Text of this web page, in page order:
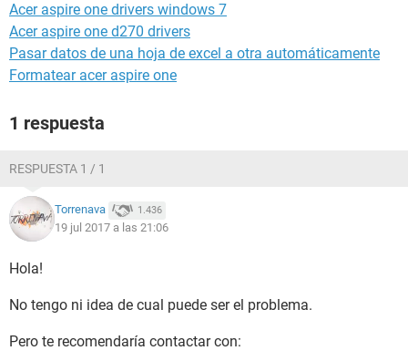
Acer aspire one drivers windows 7
Acer aspire one d270 drivers
Pasar datos de una hoja de excel a otra automáticamente
Formatear acer aspire one
1 respuesta
RESPUESTA 1 / 1
Torrenava 1.436
19 jul 2017 a las 21:06
Hola!
No tengo ni idea de cual puede ser el problema.
Pero te recomendaría contactar con: